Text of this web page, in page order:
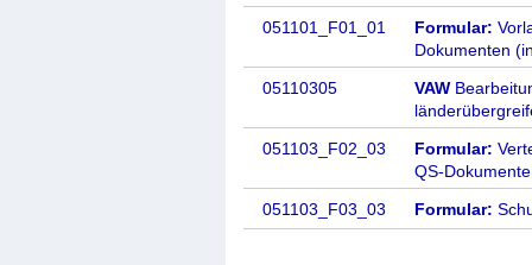
051101_F01_01
Formular:
Dokumenten
05110305
VAW
051103_F02_03
Formular:
QS-
051103_F03_03
Formular: